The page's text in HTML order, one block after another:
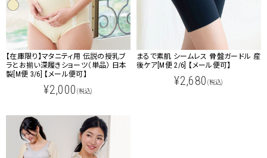
【在庫限り】マタニティ用 伝説の授乳ブ
ラとお揃い深履きショーツ（単品） 日本
製[M便 3/6] 【メール便可】
¥2,000 (税込)
まるで素肌 シームレス 骨盤ガードル 産
後ケア[M便 2/6] 【メール便可】
¥2,680 (税込)